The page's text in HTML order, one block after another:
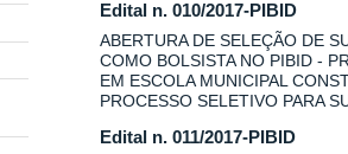
Edital n. 010/2017-PIBID
ABERTURA DE SELEÇÃO DE
COMO BOLSISTA NO PIBID -
EM ESCOLA MUNICIPAL
PROCESSO SELETIVO PARA
Edital n. 011/2017-PIBID